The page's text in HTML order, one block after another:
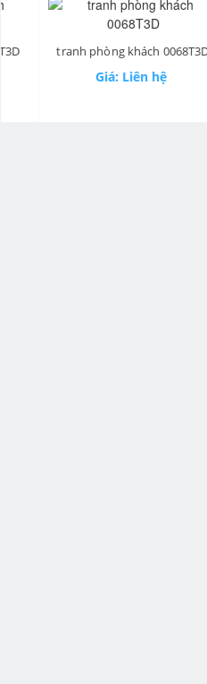
tranh phòng khách 0068T3D
Giá: Liên hệ
prev